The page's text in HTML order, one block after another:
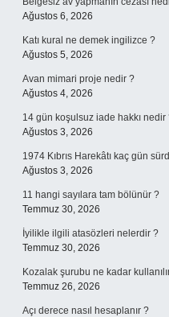
Ağustos 6, 2026
Katı kural ne demek ingilizce ?
Ağustos 5, 2026
Avan mimari proje nedir ?
Ağustos 4, 2026
14 gün koşulsuz iade hakkı nedir
Ağustos 3, 2026
1974 Kıbrıs Harekâtı kaç gün
Ağustos 3, 2026
11 hangi sayılara tam bölünür ?
Temmuz 30, 2026
İyilikle ilgili atasözleri nelerdir ?
Temmuz 30, 2026
Kozalak şurubu ne kadar
Temmuz 26, 2026
Açı derece nasıl hesaplanır ?